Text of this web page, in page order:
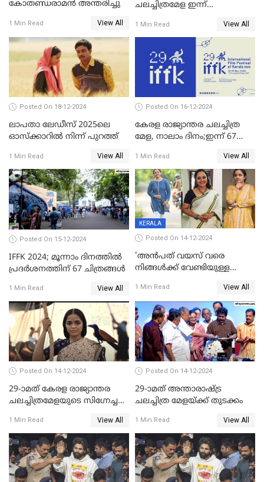
കോതണ്ഡരാമൻ അന്തരിച്ചു
1 Min Read View All
ചലച്ചിത്രമേള ഇന്ന്
1 Min Read View All
Posted On 18-12-2024
ലാപതാ ലേഡീസ് 2025ലെ
ഓസ്‌ക്കാറില്‍ നിന്ന് പുറത്ത്
1 Min Read View All
Posted On 16-12-2024
കേരള രാജ്യാന്തര ചലച്ചിത്ര
മേള, നാലാം ദിനം;ഇന്ന് 67
1 Min Read View All
Posted On 15-12-2024
IFFK 2024; മൂന്നാം ദിനത്തില്‍
പ്രദര്‍ശനത്തിന് 67 ചിത്രങ്ങള്‍
1 Min Read View All
KERALA
Posted On 14-12-2024
'അന്‍പത് വയസ് വരെ
നിങ്ങള്‍ക്ക് വേണ്ടിയുള്ള
കൂട്ട് ആവശ്യമുണ്ട്; കല്യാണം
കഴിക്കാമെന്ന് തോന്നി
തുടങ്ങിയിട്ടുണ്ടെന്ന് നിഷ
സാരംഗ്
1 Min Read View All
Posted On 14-12-2024
29-ാമത് കേരള രാജ്യാന്തര
ചലച്ചിത്രമേളയുടെ സിഗ്നേച്ചർ
1 Min Read View All
Posted On 14-12-2024
29-ാമത് അന്താരാഷ്‌ട്ര
ചലച്ചിത്ര മേളയ്‌ക്ക് തുടക്കം
1 Min Read View All